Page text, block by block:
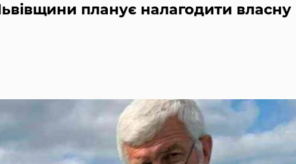
планує налагодити власну